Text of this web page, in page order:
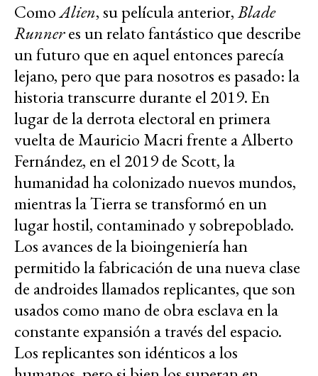
ComoAlien, su película anterior,Blade
Runneres un relato fantástico que describe
un futuro que en aquel entonces parecía
lejano, pero que para nosotros es pasado: la
historia transcurre durante el 2019. En
lugar de la derrota electoral en primera
vuelta de Mauricio Macri frente a Alberto
Fernández, en el 2019 de Scott, la
humanidad ha colonizado nuevos mundos,
mientras la Tierra se transformó en un
lugar hostil, contaminado y sobrepoblado.
Los avances de la bioingeniería han
permitido la fabricación de una nueva clase
de androides llamados replicantes, que son
usados como mano de obra esclava en la
constante expansión a través del espacio.
Los replicantes son idénticos a los